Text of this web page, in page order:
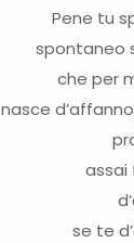
Pene tu
spontaneo
che per
nasce
assai
se te